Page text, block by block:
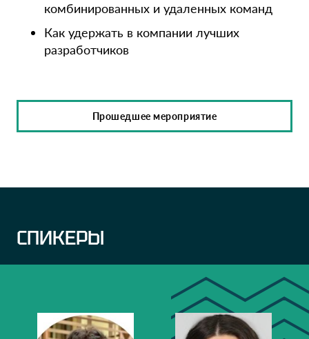
комбинированных и удаленных команд
Как удержать в компании лучших
разработчиков
Прошедшее мероприятие
СПИКЕРЫ